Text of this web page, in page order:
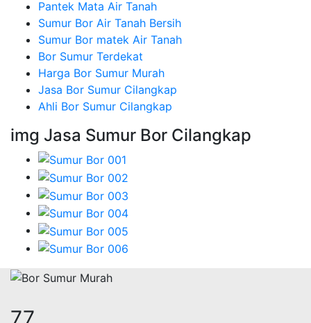
Pantek Mata Air Tanah
Sumur Bor Air Tanah Bersih
Sumur Bor matek Air Tanah
Bor Sumur Terdekat
Harga Bor Sumur Murah
Jasa Bor Sumur Cilangkap
Ahli Bor Sumur Cilangkap
img Jasa Sumur Bor Cilangkap